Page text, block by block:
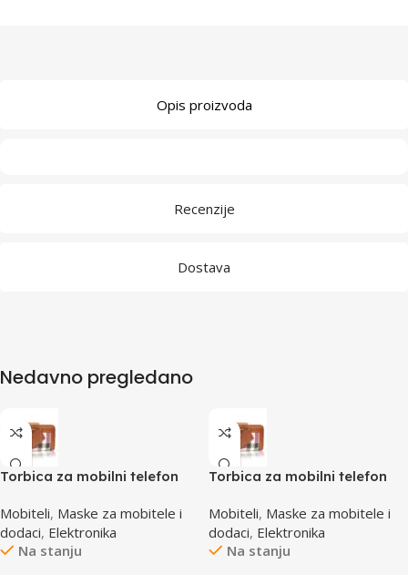
Opis proizvoda
Recenzije
Dostava
Nedavno pregledano
Torbica za mobilni telefon
110x45x17mm
Mobiteli, Maske za mobitele i
dodaci, Elektronika
Na stanju
Torbica za mobilni telefon
110x43x17mm
Mobiteli, Maske za mobitele i
dodaci, Elektronika
Na stanju